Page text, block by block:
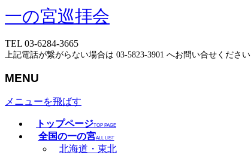
一の宮巡拝会
TEL 03-6284-3665
上記電話が繋がらない場合は 03-5823-3901 へお問い合せください
MENU
メニューを飛ばす
トップページTOP PAGE
全国の一の宮ALL LIST
北海道・東北